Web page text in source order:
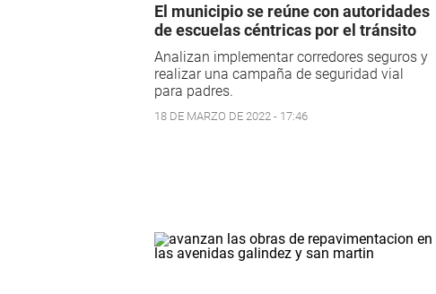
El municipio se reúne con autoridades
de escuelas céntricas por el tránsito
Analizan implementar corredores seguros y
realizar una campaña de seguridad vial
para padres.
18 DE MARZO DE 2022 - 17:46